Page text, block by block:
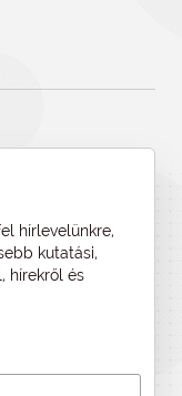
hírlevelünkre,
kutatási,
hírekről és